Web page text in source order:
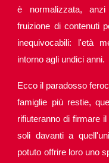
è normalizzata,
fruizione di contenuti
inequivocabili: l'età
intorno agli undici anni.
Ecco il paradosso
famiglie più restie,
rifiuteranno di firmare
soli davanti a
potuto offrire loro uno